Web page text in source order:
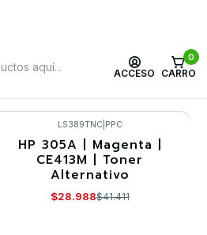
ACCESO
0
CARRO
-30%
LS389TNC| PPC
HP 305A | Magenta |
CE413M | Toner
Alternativo
$28.988$41.411